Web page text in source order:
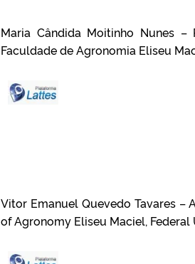
Maria Cândida Moitinho Nunes –
Faculdade de Agronomia Eliseu
Vitor Emanuel Quevedo Tavares –
of Agronomy Eliseu Maciel, Federal